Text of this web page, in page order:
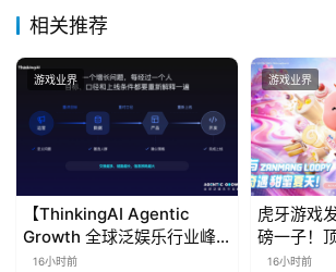
相关推荐
游戏业界
【ThinkingAI Agentic
Growth 全球泛娱乐行业峰
会】Agent 时代，人到底负
16小时前
游戏业界
虎牙游戏
磅一子！
16小时前